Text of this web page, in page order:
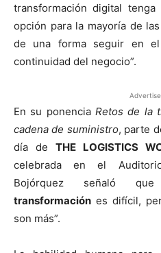
transformación digital
opción para la mayoría de
de una forma seguir en
continuidad del negocio”.
En su ponencia Retos de la
cadena de suministro, parte
día de THE LOGISTICS
celebrada en el
Bojórquez señaló
transformación es difícil,
son más”.